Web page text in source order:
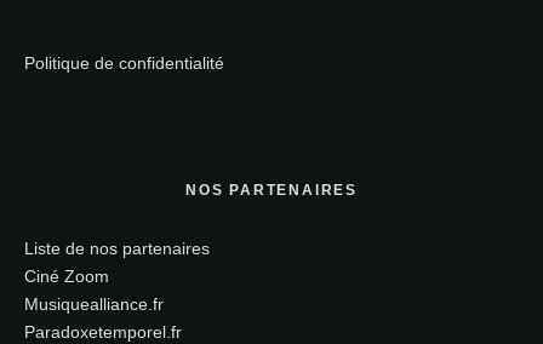
Politique de confidentialité
NOS PARTENAIRES
Liste de nos partenaires
Ciné Zoom
Musiquealliance.fr
Paradoxetemporel.fr